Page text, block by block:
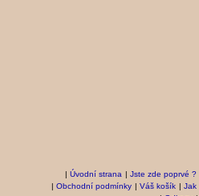
| Úvodní strana | Jste zde poprvé ?
| Obchodní podmínky | Váš košík | Jak